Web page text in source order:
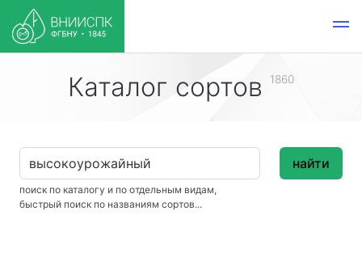
Каталог сортов 1860
поиск по каталогу и по отдельным видам,
быстрый поиск по названиям сортов...
найти